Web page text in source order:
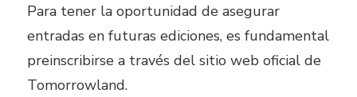
Para tener la oportunidad de asegurar
entradas en futuras ediciones, es fundamental
preinscribirse a través del sitio web oficial de
Tomorrowland.